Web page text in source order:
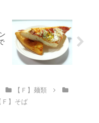
【Ｆ】麺類
Ｆ】そば